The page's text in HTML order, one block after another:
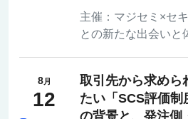
主催： マジセミ×セ
との新たな出会いと
8月
12
取引先から求めら
たい「SCS評価